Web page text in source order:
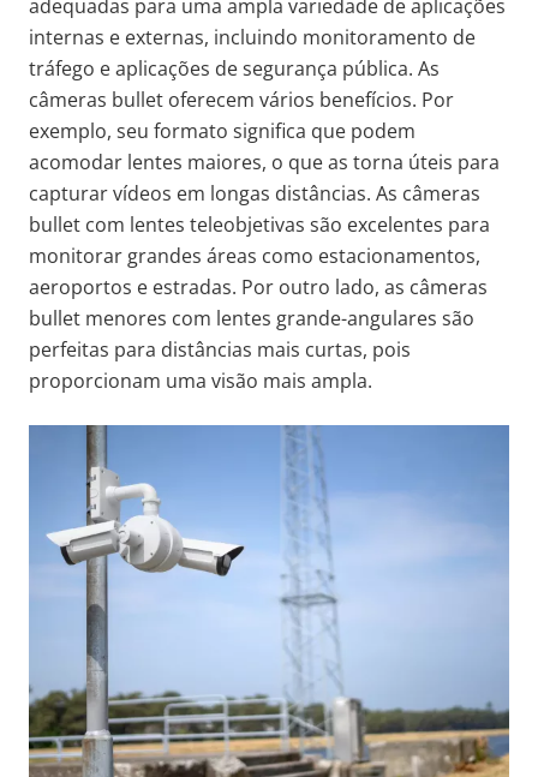
adequadas para uma ampla variedade de aplicações
internas e externas, incluindo monitoramento de
tráfego e aplicações de segurança pública. As
câmeras bullet oferecem vários benefícios. Por
exemplo, seu formato significa que podem
acomodar lentes maiores, o que as torna úteis para
capturar vídeos em longas distâncias. As câmeras
bullet com lentes teleobjetivas são excelentes para
monitorar grandes áreas como estacionamentos,
aeroportos e estradas. Por outro lado, as câmeras
bullet menores com lentes grande-angulares são
perfeitas para distâncias mais curtas, pois
proporcionam uma visão mais ampla.